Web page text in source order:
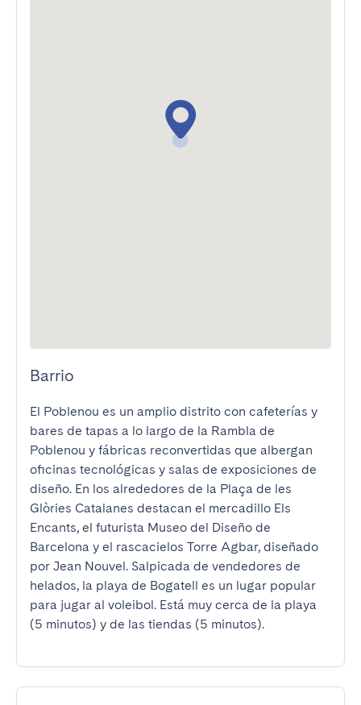
Barrio
El Poblenou es un amplio distrito con cafeterías y
bares de tapas a lo largo de la Rambla de
Poblenou y fábricas reconvertidas que albergan
oficinas tecnológicas y salas de exposiciones de
diseño. En los alrededores de la Plaça de les
Glòries Catalanes destacan el mercadillo Els
Encants, el futurista Museo del Diseño de
Barcelona y el rascacielos Torre Agbar, diseñado
por Jean Nouvel. Salpicada de vendedores de
helados, la playa de Bogatell es un lugar popular
para jugar al voleibol. Está muy cerca de la playa
(5 minutos) y de las tiendas (5 minutos).